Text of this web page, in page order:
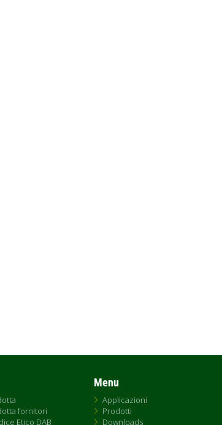
fornitori
Etico DAB
Menu
Applicazioni
Prodotti
Downloads